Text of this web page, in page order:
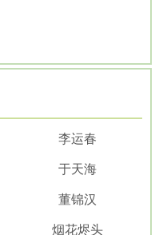
李运春
于天海
董锦汉
烟花烬头